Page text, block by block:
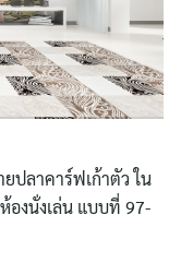
ปลาคาร์ฟเก้าตัว ใน
องนั่งเล่น แบบที่ 97-